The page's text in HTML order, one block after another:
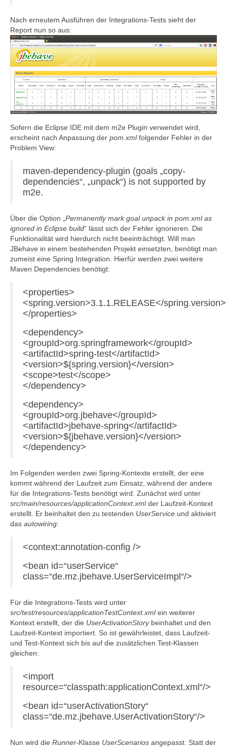
Nach erneutem Ausführen der Integrations-Tests sieht der
Report nun so aus:
Sofern die Eclipse IDE mit dem m2e Plugin verwendet wird,
erscheint nach Anpassung der pom.xmlfolgender Fehler in der
Problem View:
maven-dependency-plugin (goals „copy-
dependencies“, „unpack“) is not supported by
m2e.
Über die Option „ Permanently mark goal unpack in pom.xml as
ignored in Eclipse build“ lässt sich der Fehler ignorieren. Die
Funktionalität wird hierdurch nicht beeinträchtigt. Will man
JBehave in einem bestehenden Projekt einsetzten, benötigt man
zumeist eine Spring Integration. Hierfür werden zwei weitere
Maven Dependencies benötigt:
<properties>
<spring.version>3.1.1.RELEASE</spring.version>
</properties>
<dependency>
<groupId>org.springframework</groupId>
<artifactId>spring-test</artifactId>
<version>${spring.version}</version>
<scope>test</scope>
</dependency>
<dependency>
<groupId>org.jbehave</groupId>
<artifactId>jbehave-spring</artifactId>
<version>${jbehave.version}</version>
</dependency>
Im Folgenden werden zwei Spring-Kontexte erstellt, der eine
kommt während der Laufzeit zum Einsatz, während der andere
für die Integrations-Tests benötigt wird. Zunächst wird unter
src/main/resources/applicationContext.xmlder Laufzeit-Kontext
erstellt. Er beinhaltet den zu testenden UserService und aktiviert
das autowiring:
<context:annotation-config />
<bean id=“userService“
class=“de.mz.jbehave.UserServiceImpl“/>
Für die Integrations-Tests wird unter
src/test/resources/applicationTestContext.xmlein weiterer
Kontext erstellt, der die UserActivationStorybeinhaltet und den
Laufzeit-Kontext importiert. So ist gewährleistet, dass Laufzeit-
und Test-Kontext sich bis auf die zusätzlichen Test-Klassen
gleichen:
<import
resource=“classpath:applicationContext.xml“/>
<bean id=“userActivationStory“
class=“de.mz.jbehave.UserActivationStory“/>
Nun wird die Runner-Klasse UserScenarios angepasst. Statt der